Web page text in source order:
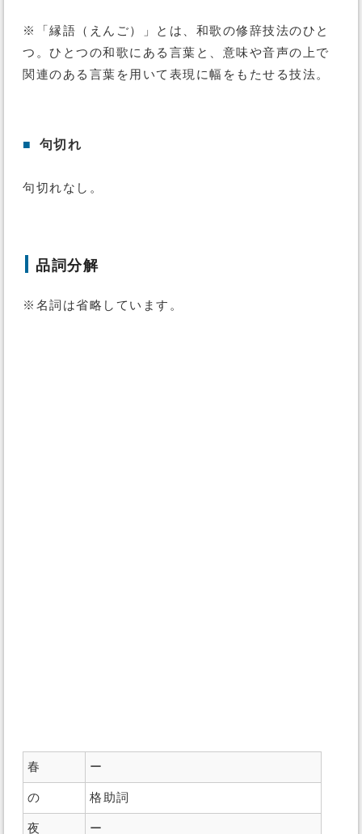
※「縁語（えんご）」とは、和歌の修辞技法のひと
つ。ひとつの和歌にある言葉と、意味や音声の上で
関連のある言葉を用いて表現に幅をもたせる技法。
■ 句切れ
句切れなし。
品詞分解
※名詞は省略しています。
春 ー
の 格助詞
夜 ー